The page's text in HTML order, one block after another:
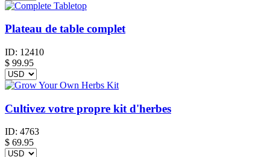
Plateau de table complet
ID: 12410
$ 99.95
Cultivez votre propre kit d'herbes
ID: 4763
$ 69.95